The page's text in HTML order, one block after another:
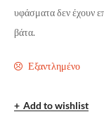
υφάσματα δεν έχουν
βάτα.
Εξαντλημένο
Add to wishlist